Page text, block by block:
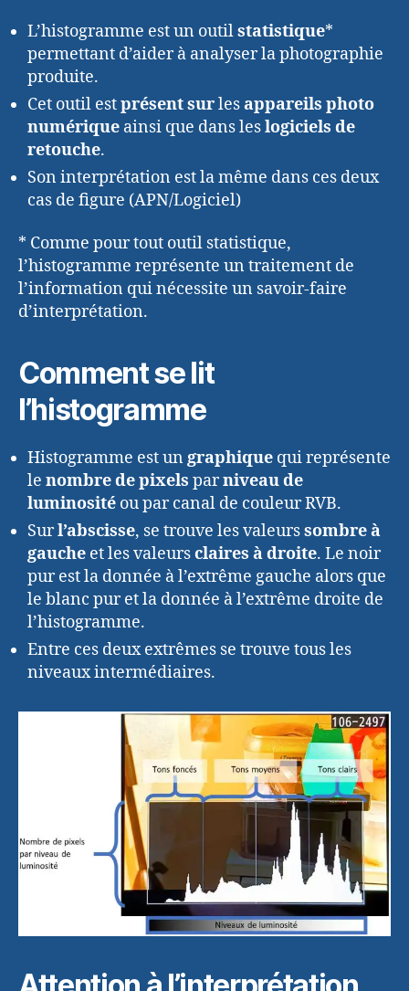
L’histogramme est un outilstatistique*
permettant d’aider à analyser la photographie
produite.
Cet outil estprésent surlesappareils photo
numérique ainsi que dans leslogiciels de
retouche.
Son interprétation est la même dans ces deux
cas de figure (APN/Logiciel)
* Comme pour tout outil statistique,
l’histogramme représente un traitement de
l’information qui nécessite un savoir-faire
d’interprétation.
Comment se lit
l’histogramme
Histogramme est un graphique qui représente
le nombre de pixels parniveau de
luminosité ou par canal de couleur RVB.
Surl’abscisse, se trouve les valeurssombre à
gauche et les valeursclaires à droite. Le noir
pur est la donnée à l’extrême gauche alors que
le blanc pur et la donnée à l’extrême droite de
l’histogramme.
Entre ces deux extrêmes se trouve tous les
niveaux intermédiaires.